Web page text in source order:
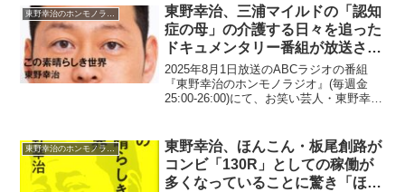
東野幸治のホンモノラジオ
東野幸治、三浦マイルドの「認知
症の母」の介護する日々を追った
ドキュメンタリー番組が放送され
ることで「皆さんどうか応援して
ほしいと思います」
2025年8月1日放送のABCラジオの番組
『東野幸治のホンモノラジオ』(毎週金
25:00-26:00)にて、お笑い芸人・東野幸治
組が放送されることで「皆さんどうか応
援し...
東野幸治のホンモノラジオ
東野幸治、ほんこん・板尾創路が
コンビ「130R」としての稼働が
多くなっていることに驚き「ほん